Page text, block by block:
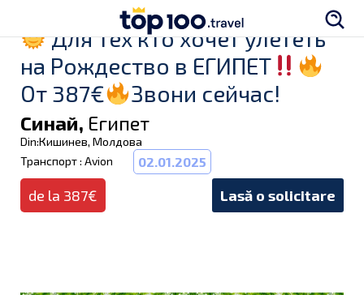
Для тех кто хочет улететь
на Рождество в ЕГИПЕТ
От 387€
Звони сейчас!
Синай, Египет
Din:Кишинев, Молдова
Транспорт : Avion
02.01.2025
de la 387€ Lasă o solicitare